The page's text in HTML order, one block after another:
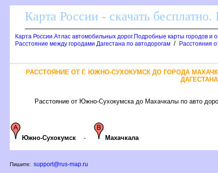
Карта России - скачать
Карта России.Атлас автомобильных дорог.Подробные карты городов и
Расстояние между городами Дагестана по автодорогам / Расстояния
РАССТОЯНИЕ ОТ Г. ЮЖНО-СУХОКУМСК ДО ГОРОДА
ДАГЕСТАНА
Расстояние от Южно-Сухокумска до Махачкалы по авто
Южно-Сухокумск - Махачкала
Пишите: support@rus-map.ru